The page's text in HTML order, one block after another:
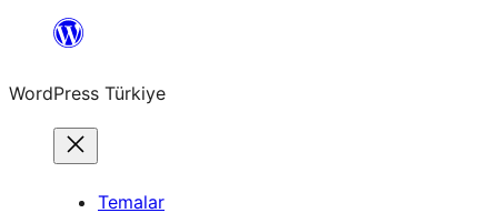
İçeriğe
WordPress Türkiye
Temalar